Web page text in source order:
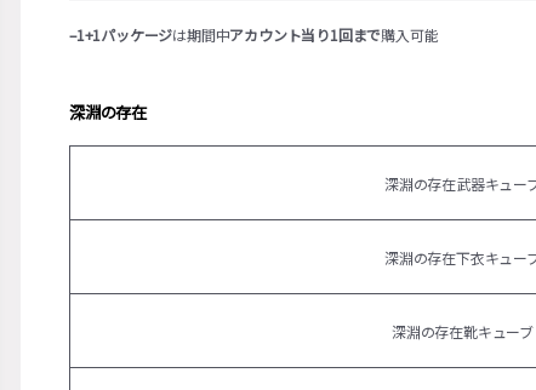
–1+1パッケージは期間中アカウント当り1回まで購入可能
深淵の存在
深淵の存在武器キュー
深淵の存在下衣キュー
深淵の存在靴キューブ